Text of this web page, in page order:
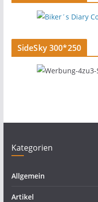
SideSky 300*250
Kategorien
Allgemein
Artikel